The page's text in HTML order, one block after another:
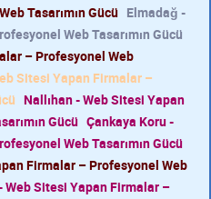
Tasarımın Gücü Elmadağ -
Web Tasarımın Gücü
– Profesyonel Web
Sitesi Yapan Firmalar –
Nallıhan - Web Sitesi Yapan
Gücü Çankaya Koru -
Web Tasarımın Gücü
Firmalar – Profesyonel Web
Web Sitesi Yapan Firmalar –